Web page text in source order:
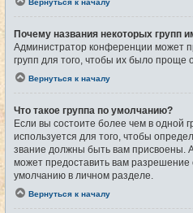
Почему названия некоторых групп
Администратор конференции может
групп для того, чтобы их было проще
Вернуться к началу
Что такое группа по умолчанию?
Если вы состоите более чем в одной
используется для того, чтобы
звание должны быть вам присвоены.
может предоставить вам разрешение
умолчанию в личном разделе.
Вернуться к началу